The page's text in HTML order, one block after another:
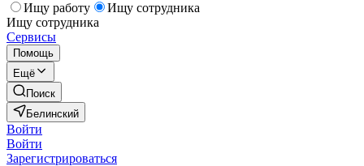
Ищу работу
Ищу сотрудника
Ищу сотрудника
Сервисы
Помощь
Ещё
Поиск
Белинский
Войти
Войти
Зарегистрироваться